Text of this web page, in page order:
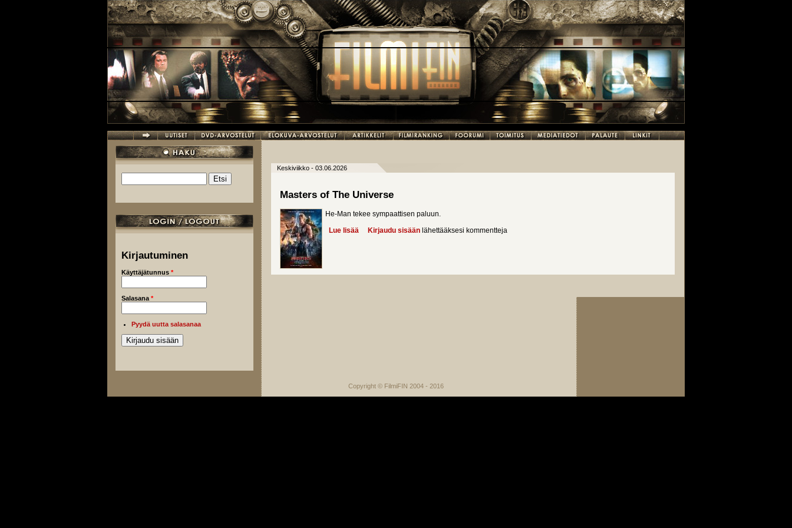
Hakulomake
Kirjautuminen
Käyttäjätunnus *
Salasana *
Pyydä uutta salasanaa
Keskiviikko - 03.06.2026
Masters of The Universe
He-Man tekee sympaattisen paluun.
Lue lisää about Masters of The Universe
Kirjaudu sisään lähettääksesi kommentteja
Copyright © FilmiFIN 2004 - 2016